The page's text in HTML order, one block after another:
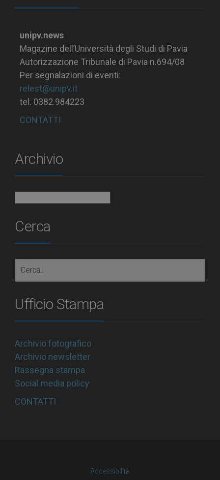
unipv.news
Magazine dell’Università degli Studi di Pavia
Autorizzazione Tribunale di Pavia n.694/08
Per segnalazioni di eventi:
relest@unipv.it
tel. 0382.984223
CONTATTI
Archivio
Cerca
Ufficio Stampa
Archivio fotografico
Archivio newsletter
Rassegna stampa
Social media policy
CONTATTI
Accessibilità